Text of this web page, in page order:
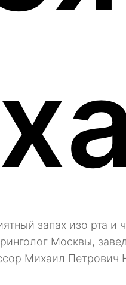
запах изо рта и
Москвы,
Михаил